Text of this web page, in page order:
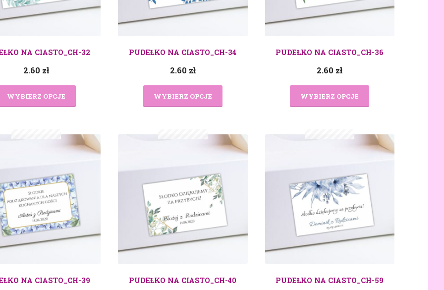
NA CIASTO_CH-32
2.60 zł
WYBIERZ OPCJE
PUDEŁKO NA CIASTO_CH-34
2.60 zł
WYBIERZ OPCJE
PUDEŁKO NA CIASTO_CH-36
2.60 zł
WYBIERZ OPCJE
NA CIASTO_CH-39 PUDEŁKO NA CIASTO_CH-40 PUDEŁKO NA CIASTO_CH-59